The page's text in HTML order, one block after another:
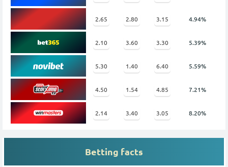
2.65 2.80 3.15 4.94%
2.10 3.60 3.30 5.39%
5.30 1.40 6.40 5.59%
4.50 1.54 4.85 7.21%
2.14 3.40 3.05 8.20%
Betting facts